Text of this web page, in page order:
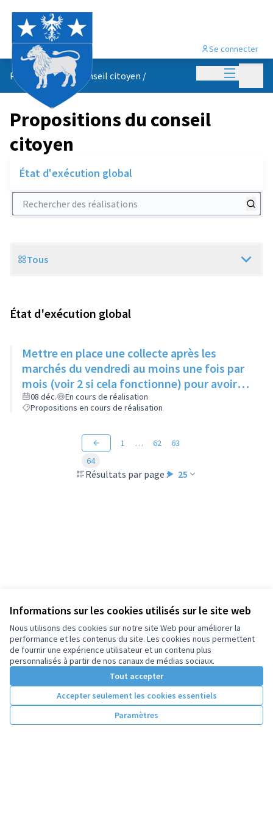
Informations sur les cookies utilisés sur le site web
Nous utilisons des cookies sur notre site Web pour améliorer la
performance et les contenus du site. Les cookies nous permettent
de fournir une expérience utilisateur et un contenu plus
personnalisés à partir de nos canaux de médias sociaux.
Tout accepter
Accepter seulement les cookies essentiels
Paramètres
Menu
Se connecter
Propositions du conseil citoyen /
Propositions du conseil
citoyen
État d'exécution global
Rechercher des réalisations
Scope
Tous
État d'exécution global
Mettre en place une collecte après les
marchés du vendredi au moins une fois par
mois (voir 2 si cela fonctionne) pour avoir
des produits frais pour l'Epice'Rill
08 déc.
En cours de réalisation
Propositions en cours de réalisation
Résultats par page : 25
1 … 62
63
64